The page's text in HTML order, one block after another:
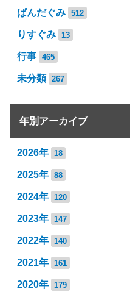
ぱんだぐみ 512
りすぐみ 13
行事 465
未分類 267
年別アーカイブ
2026年 18
2025年 88
2024年 120
2023年 147
2022年 140
2021年 161
2020年 179